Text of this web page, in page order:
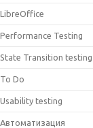
LibreOffice
Performance Testing
State Transition testing
To Do
Usability testing
Автоматизация